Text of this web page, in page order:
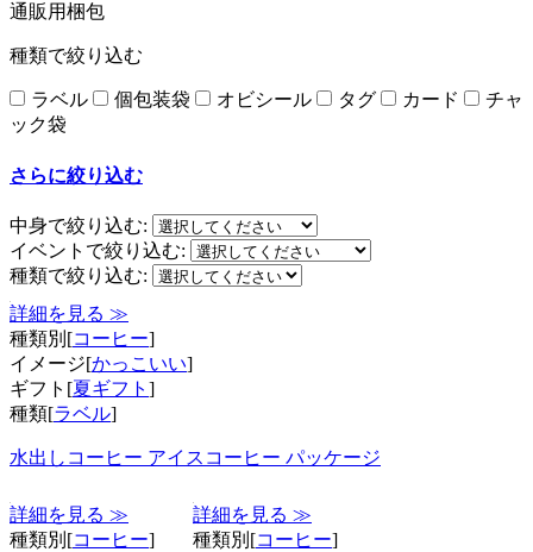
通販用梱包
種類で絞り込む
ラベル 個包装袋 オビシール タグ カード
チャ
ック袋
さらに絞り込む
中身で絞り込む:
イベントで絞り込む:
種類で絞り込む:
詳細を見る ≫
種類別[コーヒー]
イメージ[かっこいい]
ギフト[夏ギフト ]
種類[ラベル]
水出しコーヒー アイスコーヒー パッケージ
詳細を見る ≫
種類別[コーヒー]
詳細を見る ≫
種類別[コーヒー]